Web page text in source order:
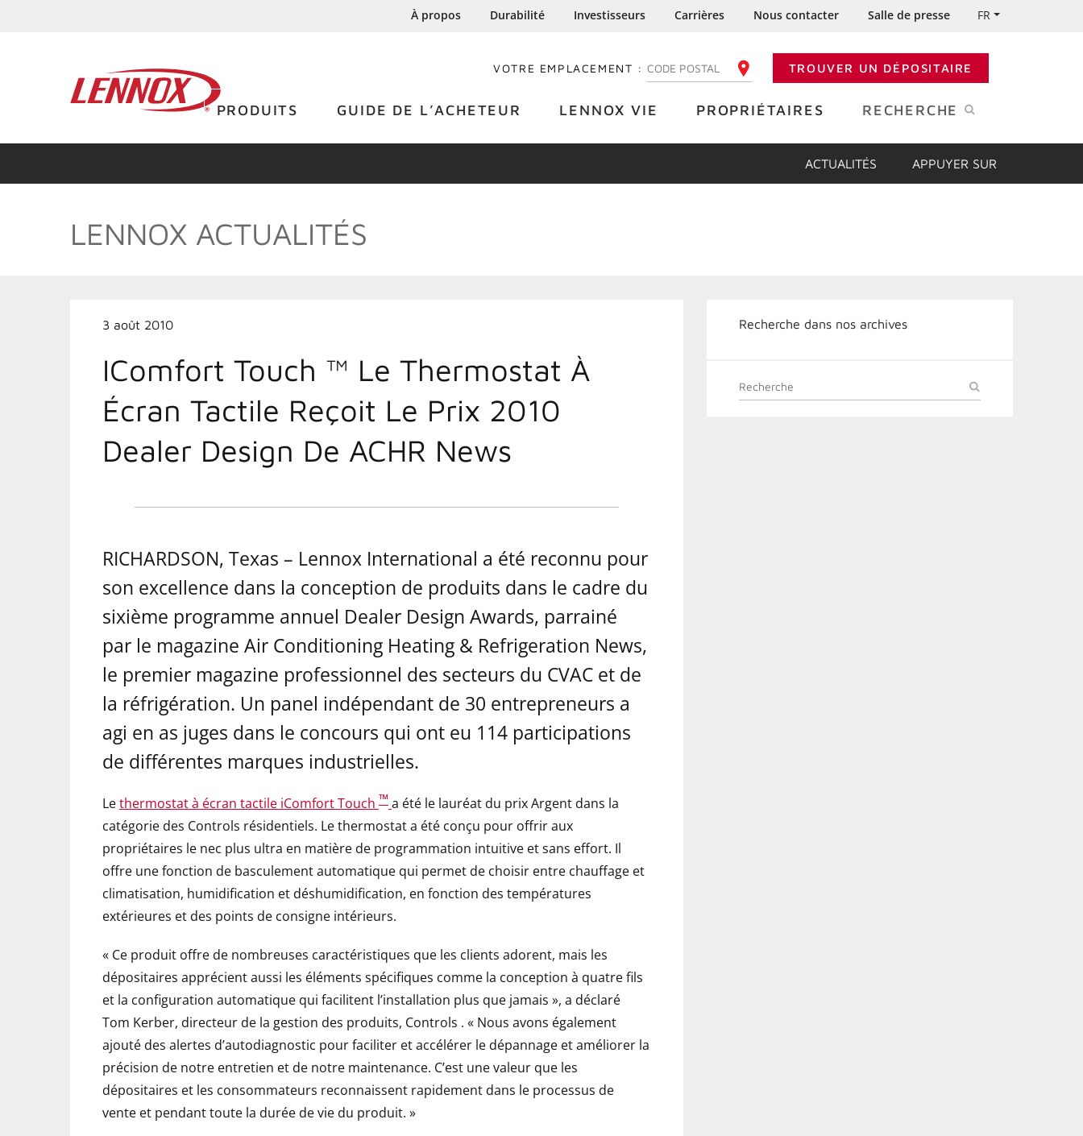
À propos Durabilité Investisseurs Carrières Nous contacter Salle de presse FR
VOTRE EMPLACEMENT : ENTREZ VOTRE CODE POSTALTROUVER UN DÉPOSITAIRE
PRODUITS GUIDE DE L’ACHETEUR LENNOX VIE PROPRIÉTAIRES RECHERCHE
ACTUALITÉS APPUYER SUR
LENNOX ACTUALITÉS
3 août 2010
IComfort Touch ™ Le Thermostat À
Écran Tactile Reçoit Le Prix 2010
Dealer Design De ACHR News
RICHARDSON, Texas – Lennox International a été reconnu pour
son excellence dans la conception de produits dans le cadre du
sixième programme annuel Dealer Design Awards, parrainé
par le magazine Air Conditioning Heating & Refrigeration News,
le premier magazine professionnel des secteurs du CVAC et de
la réfrigération. Un panel indépendant de 30 entrepreneurs a
agi en as juges dans le concours qui ont eu 114 participations
de différentes marques industrielles.
Lethermostat à écran tactile iComfort Touch ™ a été le lauréat du prix Argent dans la
catégorie des Controls résidentiels. Le thermostat a été conçu pour offrir aux
propriétaires le nec plus ultra en matière de programmation intuitive et sans effort. Il
offre une fonction de basculement automatique qui permet de choisir entre chauffage et
climatisation, humidification et déshumidification, en fonction des températures
extérieures et des points de consigne intérieurs.
« Ce produit offre de nombreuses caractéristiques que les clients adorent, mais les
dépositaires apprécient aussi les éléments spécifiques comme la conception à quatre fils
et la configuration automatique qui facilitent l’installation plus que jamais », a déclaré
Tom Kerber, directeur de la gestion des produits, Controls . « Nous avons également
ajouté des alertes d’autodiagnostic pour faciliter et accélérer le dépannage et améliorer la
précision de notre entretien et de notre maintenance. C’est une valeur que les
dépositaires et les consommateurs reconnaissent rapidement dans le processus de
vente et pendant toute la durée de vie du produit. »
Recherche dans nos archives